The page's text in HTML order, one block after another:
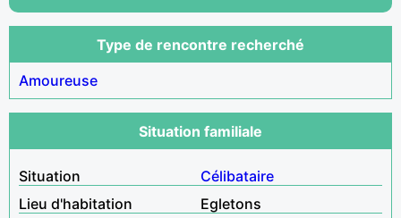
Type de rencontre recherché
Amoureuse
Situation familiale
Situation
Célibataire
Lieu d'habitation
Egletons